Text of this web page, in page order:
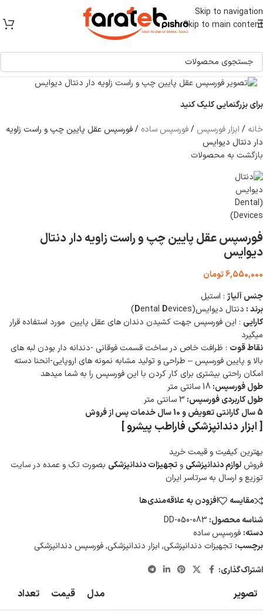
Skip to navigation
Skip to main content
برای بزرگنمایی کلیک کنید
خانه / ابزار فورسپس /فورسپس ساده /فورسپس عقل پایین چپ و راست زاویه
دار دنتال دیوایس
بازگشت به محصولات
فورسپس عقل پایین چپ و راست زاویه دار دنتال
دیوایس
6,550,000تومان
جنس آلیاژ : استیل
برند : دنتال دیوایس( Dental Devices)
کارایی : این فورسپس جهت کشیدن دندان های عقل پایین مورد استفاده قرار
میگیرد
نقاط قوت : ظرافت خاص در ساخت قسمت فوقانی -دندانه دار بودن لبه های
بالا و پایین فورسپس – طراحی و تولید مشابه نمونه های اروپایی-انحنا دسته
امکان راحتی بیشتری برای کار کردن با این فورسپس را به شما میدهد
طول فورسپس: 18 سانتی متر
طول کاربردی فورسپس: 3 سانتی متر
5 سال گارانتی تعویض و 10 سال خدمات پس از فروش
[ ابزار دندانپزشکی فاراطب پیشرو ]
بهترین کیفیت و قیمت خرید
فروش لوازم دندانپزشکی و تجهیزات دندانپزشکی بصورت تک و عمده در سایت
توزیع و ارسال به سرتاسر ایران
مقایسه
افزودن به علاقه‌مندی‌ها
شناسه محصول: DD-050-083
دسته: فورسپس ساده
برچسب: تجهیزات دندانپزشکی, ابزار دندانپزشکی,فورسپس دندانپزشکی
اشتراک‌گذاری:
تصویر مدل قیمت تعداد